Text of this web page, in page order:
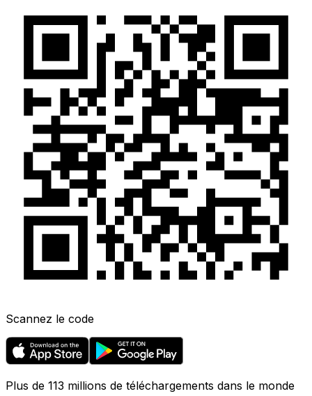
Scannez le code
Plus de 113 millions de téléchargements dans le monde